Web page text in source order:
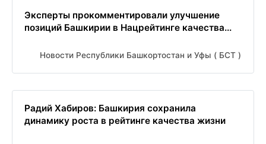
Эксперты прокомментировали улучшение
позиций Башкирии в Нацрейтинге качества...
Новости Республики Башкортостан и Уфы ( БСТ )
Радий Хабиров: Башкирия сохранила
динамику роста в рейтинге качества жизни